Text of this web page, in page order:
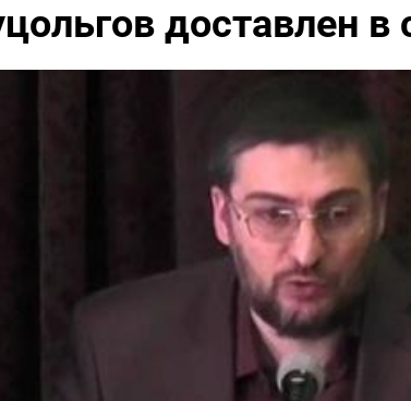
доставлен в